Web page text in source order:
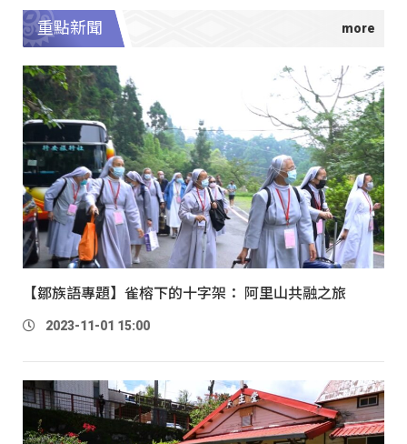
重點新聞
【鄒族語專題】雀榕下的十字架： 阿里山共融之旅
2023-11-01 15:00